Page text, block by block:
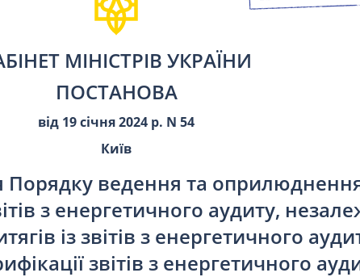
МІНІСТРІВ УКРАЇНИ
ПОСТАНОВА
від 19 січня 2024 р. N 54
Київ
Порядку ведення та
з енергетичного аудиту,
із звітів з енергетичного
звітів з енергетичного